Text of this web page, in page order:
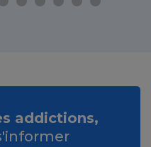
addictions,